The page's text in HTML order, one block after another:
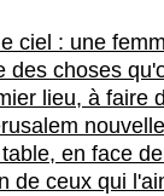
ciel : une
des choses
lieu, à faire
en face
de ceux qui